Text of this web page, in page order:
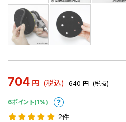
704 円 (税込) 640 円 (税抜)
6ポイント(1%)
2件